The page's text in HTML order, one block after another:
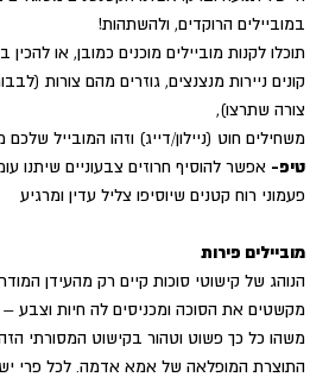
במוביילים הרוקדים, ולהשתהות!
תוכלו לקנות מוביילים מוכנים כמובן, או
קונים ניירות מנצנצים, גוזרים מהם צורות
צורה שתרצו),
משחילים חוט (ניילון/דייג) וזהו המובייל שלכם
טיפ- אפשר להוסיף חרוזים צבעוניים שיתנו
פעמוני רוח קטנים שיוסיפו צליל עדין ומרגיע
מוביילים פירות
הנוהג של קישוטי סוכות קיים רק מהעידן
מקשטים את הסוכה ומכניסים לה חיות וצבע
משהו כל כך פשוט וטהור בקישוט המסורתי
התוצרת המופלאה של אמא אדמה. לכל פרי